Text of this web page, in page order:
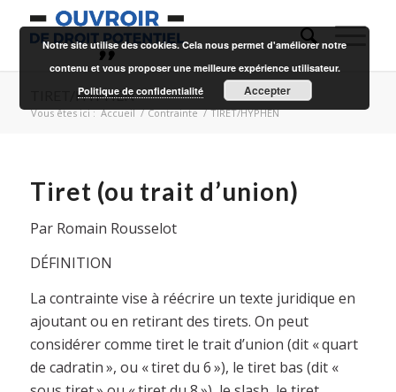
TIRET/HYPHEN
Vous êtes ici : Accueil / Contrainte / TIRET/HYPHEN
Tiret (ou trait d’union)
Par Romain Rousselot
DÉFINITION
La contrainte vise à réécrire un texte juridique en
ajoutant ou en retirant des tirets. On peut
considérer comme tiret le trait d’union (dit « quart
de cadratin », ou « tiret du 6 »), le tiret bas (dit «
Notre site utilise des cookies. Cela nous permet d'améliorer notre
contenu et vous proposer une meilleure expérience utilisateur.
Politique de confidentialité
Accepter